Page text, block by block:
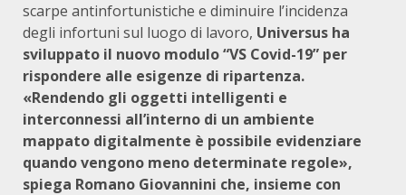
scarpe antinfortunistiche e diminuire l’incidenza
degli infortuni sul luogo di lavoro, Universus ha
sviluppato il nuovo modulo “VS Covid-19” per
rispondere alle esigenze di ripartenza.
«Rendendo gli oggetti intelligenti e
interconnessi all’interno di un ambiente
mappato digitalmente è possibile evidenziare
quando vengono meno determinate regole»,
spiega Romano Giovannini che, insieme con